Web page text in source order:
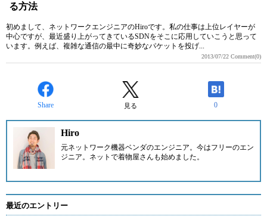
る方法
初めまして、ネットワークエンジニアのHiroです。私の仕事は上位レイヤーが
中心ですが、最近盛り上がってきているSDNをそこに応用していこうと思って
います。例えば、複雑な通信の最中に奇妙なパケットを投げ...
2013/07/22 Comment(0)
Share 見る 0
Hiro
元ネットワーク機器ベンダのエンジニア。今はフリーのエン
ジニア。ネットで着物屋さんも始めました。
最近のエントリー